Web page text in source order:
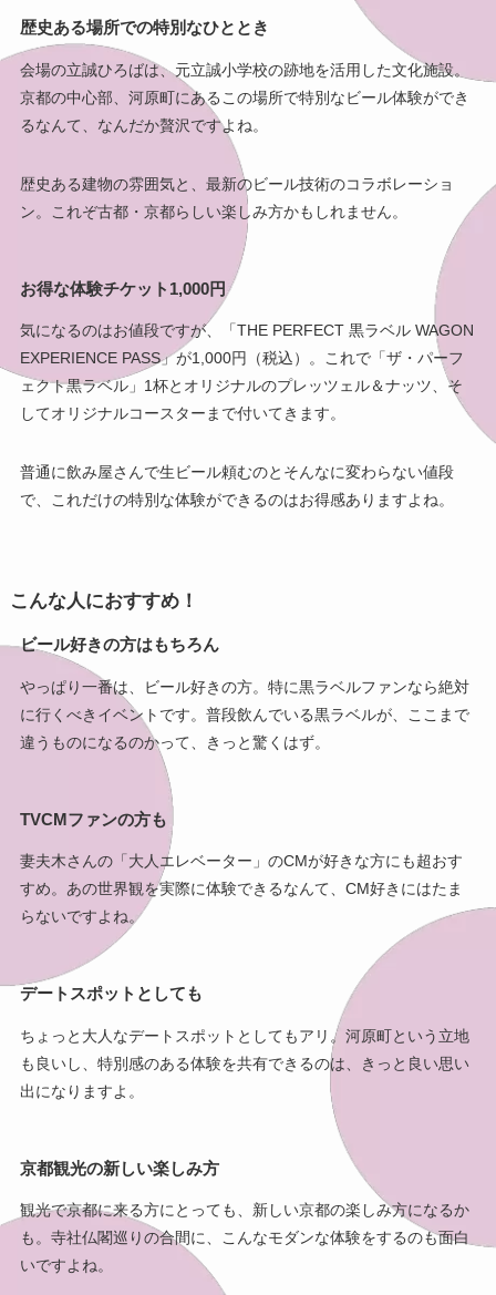
歴史ある場所での特別なひととき
会場の立誠ひろばは、元立誠小学校の跡地を活用した文化施設。
京都の中心部、河原町にあるこの場所で特別なビール体験ができ
るなんて、なんだか贅沢ですよね。
歴史ある建物の雰囲気と、最新のビール技術のコラボレーショ
ン。これぞ古都・京都らしい楽しみ方かもしれません。
お得な体験チケット1,000円
気になるのはお値段ですが、「THE PERFECT 黒ラベル WAGON
EXPERIENCE PASS」が1,000円（税込）。これで「ザ・パーフ
ェクト黒ラベル」1杯とオリジナルのプレッツェル＆ナッツ、そ
してオリジナルコースターまで付いてきます。
普通に飲み屋さんで生ビール頼むのとそんなに変わらない値段
で、これだけの特別な体験ができるのはお得感ありますよね。
こんな人におすすめ！
ビール好きの方はもちろん
やっぱり一番は、ビール好きの方。特に黒ラベルファンなら絶対
に行くべきイベントです。普段飲んでいる黒ラベルが、ここまで
違うものになるのかって、きっと驚くはず。
TVCMファンの方も
妻夫木さんの「大人エレベーター」のCMが好きな方にも超おす
すめ。あの世界観を実際に体験できるなんて、CM好きにはたま
らないですよね。
デートスポットとしても
ちょっと大人なデートスポットとしてもアリ。河原町という立地
も良いし、特別感のある体験を共有できるのは、きっと良い思い
出になりますよ。
京都観光の新しい楽しみ方
観光で京都に来る方にとっても、新しい京都の楽しみ方になるか
も。寺社仏閣巡りの合間に、こんなモダンな体験をするのも面白
いですよね。